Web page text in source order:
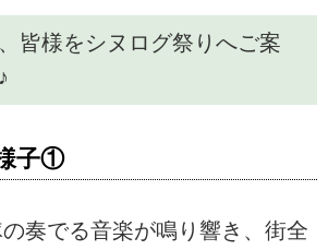
皆様をシヌログ祭りへご案
子①
奏でる音楽が鳴り響き、街全